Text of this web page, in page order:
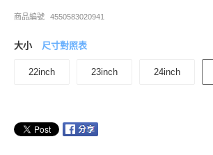
商品編號 4550583020941
大小 尺寸對照表
22inch 23inch 24inch